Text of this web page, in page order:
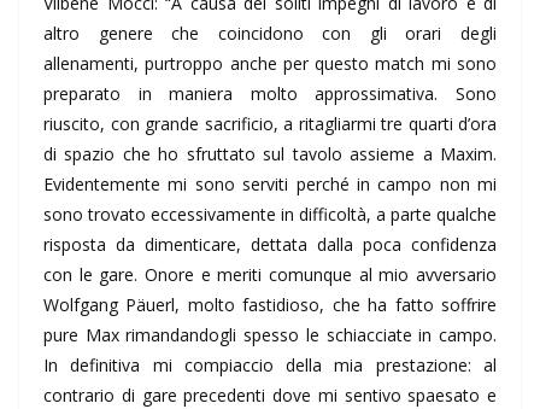
altro genere che coincidono con gli orari degli
allenamenti, purtroppo anche per questo match mi sono
preparato in maniera molto approssimativa. Sono
riuscito, con grande sacrificio, a ritagliarmi tre quarti d’ora
di spazio che ho sfruttato sul tavolo assieme a Maxim.
Evidentemente mi sono serviti perché in campo non mi
sono trovato eccessivamente in difficoltà, a parte qualche
risposta da dimenticare, dettata dalla poca confidenza
con le gare. Onore e meriti comunque al mio avversario
Wolfgang Päuerl, molto fastidioso, che ha fatto soffrire
pure Max rimandandogli spesso le schiacciate in campo.
In definitiva mi compiaccio della mia prestazione: al
contrario di gare precedenti dove mi sentivo spaesato e